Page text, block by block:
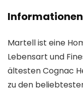
Martell ist eine
Lebensart und
ältesten Cognac
zu den